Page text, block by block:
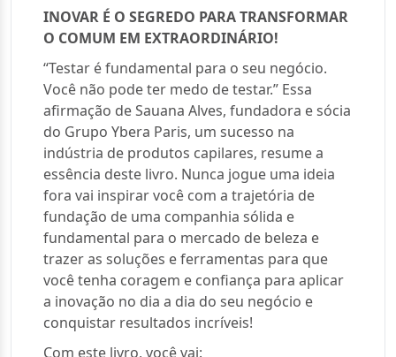
INOVAR É O SEGREDO PARA TRANSFORMAR
O COMUM EM EXTRAORDINÁRIO!
“Testar é fundamental para o seu negócio.
Você não pode ter medo de testar.” Essa
afirmação de Sauana Alves, fundadora e sócia
do Grupo Ybera Paris, um sucesso na
indústria de produtos capilares, resume a
essência deste livro. Nunca jogue uma ideia
fora vai inspirar você com a trajetória de
fundação de uma companhia sólida e
fundamental para o mercado de beleza e
trazer as soluções e ferramentas para que
você tenha coragem e confiança para aplicar
a inovação no dia a dia do seu negócio e
conquistar resultados incríveis!
Com este livro, você vai: